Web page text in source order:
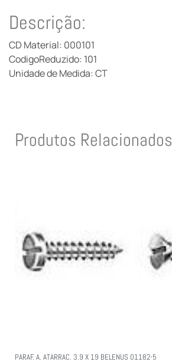
Descrição:
CD Material: 000101
CodigoReduzido: 101
Unidade de Medida: CT
Produtos Relacionados
PARAF. A. ATARRAC. 3.9 X 19 BELENUS 01182-5